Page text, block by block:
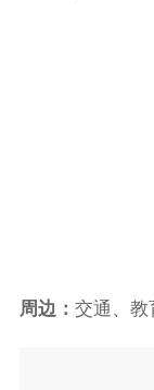
周边： 交通、教